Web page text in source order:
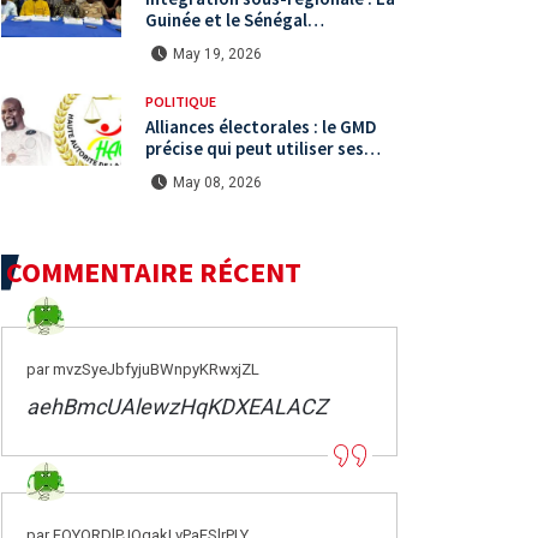
Guinée et le Sénégal
mutualisent leurs efforts à
Koundara via le programme
May 19, 2026
POLITIQUE
Alliances électorales : le GMD
précise qui peut utiliser ses
symboles de campagne avant le
scrutin du 31 mai
May 08, 2026
COMMENTAIRE RÉCENT
par mvzSyeJbfyjuBWnpyKRwxjZL
aehBmcUAlewzHqKDXEALACZ
par FOYQRDlPJOgakLvPaFSlrPLY